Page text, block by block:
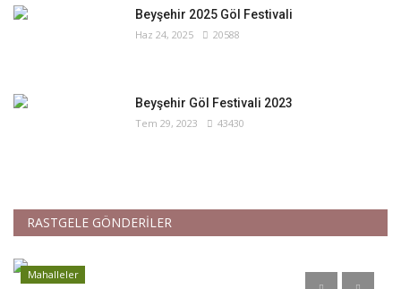
Beyşehir 2025 Göl Festivali
Haz 24, 2025 20588
Beyşehir Göl Festivali 2023
Tem 29, 2023 43430
RASTGELE GÖNDERİLER
Mahalleler